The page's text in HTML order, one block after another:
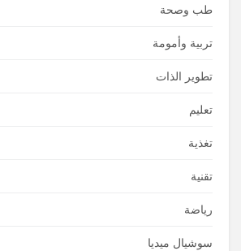
طب وصحة
تربية وأمومة
تطوير الذات
تعليم
تغذية
تقنية
رياضة
سوشيال ميديا